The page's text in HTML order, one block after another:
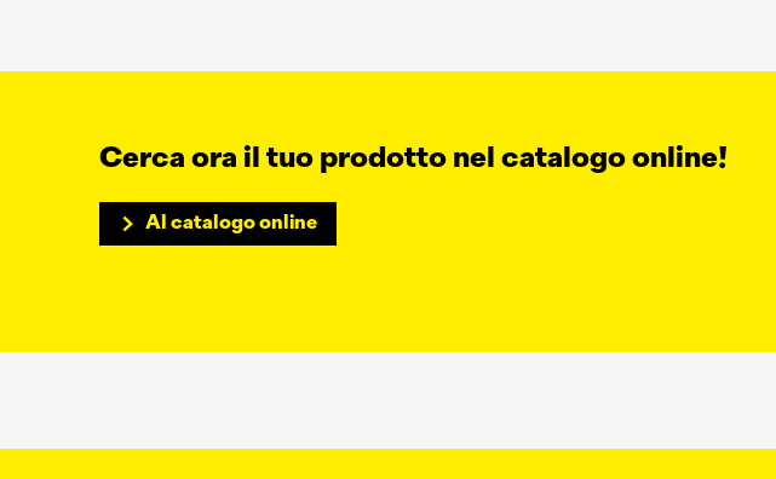
Cerca ora il tuo prodotto nel catalogo online!
Al catalogo online